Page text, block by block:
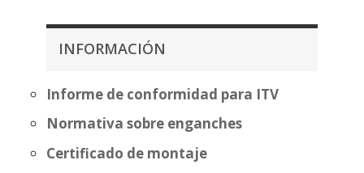
389,32€
INFORMACIÓN
Informe de conformidad para ITV
Normativa sobre enganches
Certificado de montaje